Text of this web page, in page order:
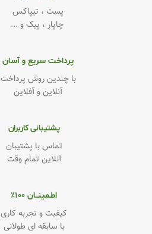
پست ، تیپاکس
چاپار ، پیک و ...
پرداخت سریع و آسان
با چندین روش پرداخت
آنلاین و آفلاین
پشتیبانی کاربران
تماس با پشتیبان
آنلاین تمام وقت
اطـمینــان ۱۰۰٪
کیفیت و تجربه کاری
با سابقه ای طولانی